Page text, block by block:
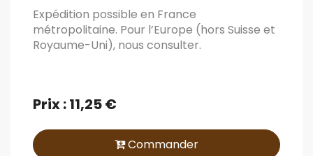
Expédition possible en France
métropolitaine. Pour l’Europe (hors Suisse et
Royaume-Uni), nous consulter.
Prix : 11,25 €
Commander